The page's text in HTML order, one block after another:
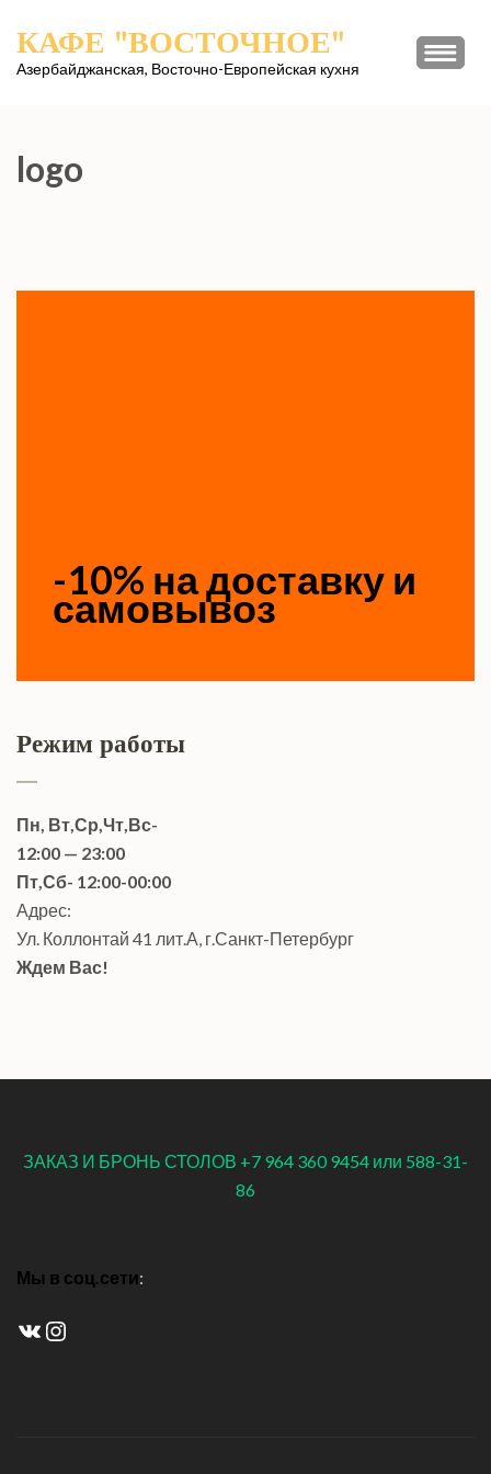
содержимому
КАФЕ "ВОСТОЧНОЕ"
Азербайджанская, Восточно-Европейская кухня
logo
-10% на доставку и
самовывоз
Режим работы
Пн, Вт,Ср,Чт,Вс-
12:00 — 23:00
Пт,Сб- 12:00-00:00
Адрес:
Ул. Коллонтай 41 лит.А, г.Санкт-Петербург
Ждем Вас!
ЗАКАЗ И БРОНЬ СТОЛОВ +7 964 360 9454 или 588-31-
86
Мы в соц.сети:
ВКонтакте
Instagram